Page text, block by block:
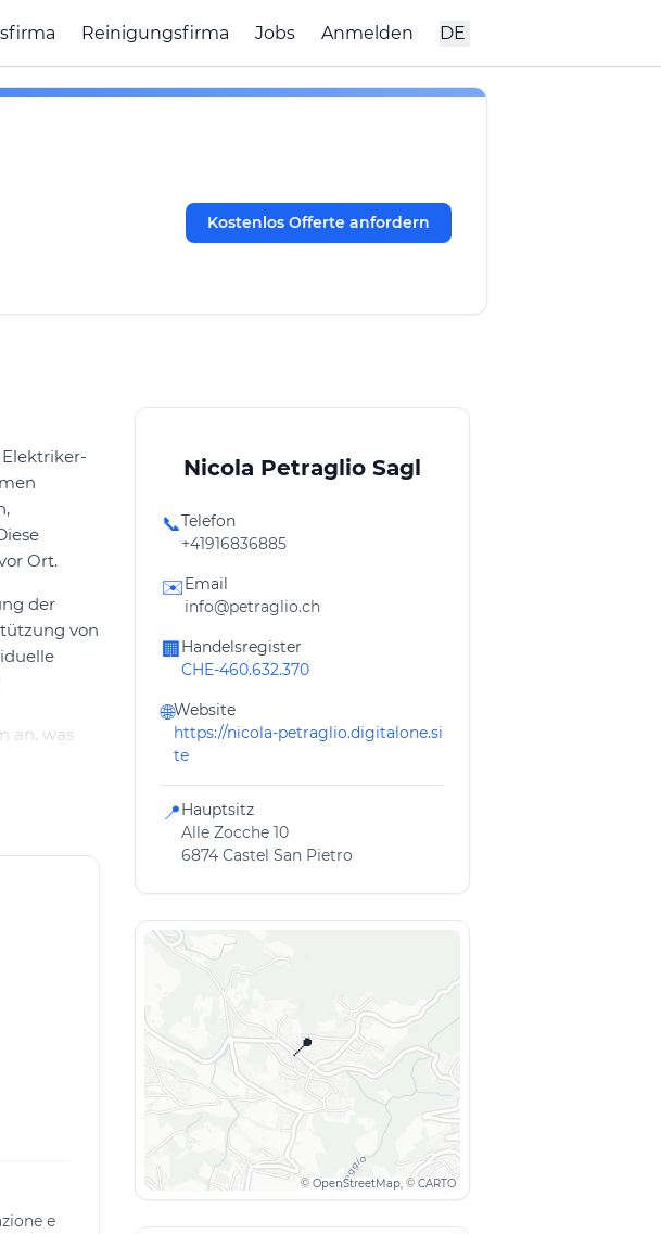
Reinigungsfirma Jobs Anmelden DE
Kostenlos Offerte anfordern
Ort.
der
von
an, was
sich
zu
e
Nicola Petraglio Sagl
📞Telefon
+41916836885
✉️Email
info@petraglio.ch
🏢 Handelsregister
CHE-460.632.370
🌐Website
https://nicola-petraglio.digitalone.si
te
📍Hauptsitz
Alle Zocche 10
6874 Castel San Pietro
📍
© OpenStreetMap, © CARTO